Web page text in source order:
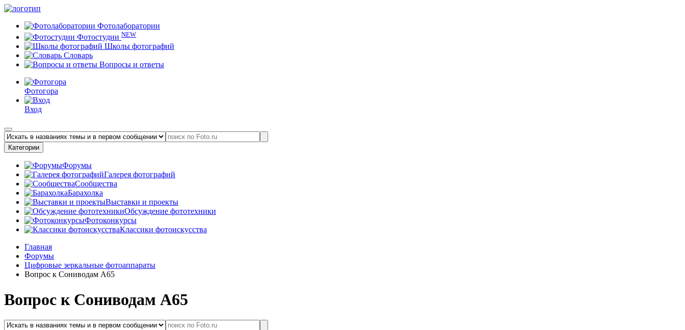
Фотолаборатории
Фотостудии NEW
Школы фотографий
Словарь
Вопросы и ответы
Фотогора
Вход
Категории
Форумы
Галерея фотографий
Сообщества
Барахолка
Выставки и проекты
Обсуждение фототехники
Фотоконкурсы
Классики фотоискусства
Главная
Форумы
Цифровые зеркальные фотоаппараты
Вопрос к Сониводам А65
Вопрос к Сониводам А65